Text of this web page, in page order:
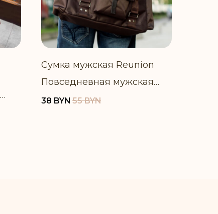
Сумка мужская Reunion
Повседневная мужская
сумка среднего размера
38 BYN 55 BYN